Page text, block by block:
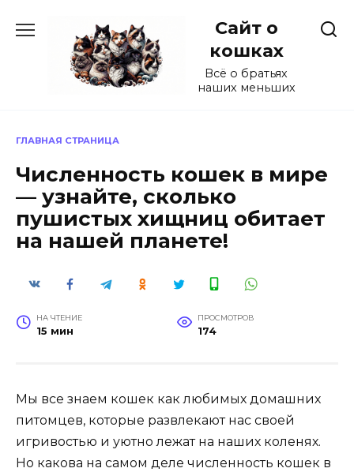
содержанию
Сайт о
кошках
Всё о братьях
наших меньших
ГЛАВНАЯ СТРАНИЦА
Численность кошек в мире
— узнайте, сколько
пушистых хищниц обитает
на нашей планете!
НА ЧТЕНИЕ
15 мин
ПРОСМОТРОВ
174
Мы все знаем кошек как любимых домашних
питомцев, которые развлекают нас своей
игривостью и уютно лежат на наших коленях.
Но какова на самом деле численность кошек в